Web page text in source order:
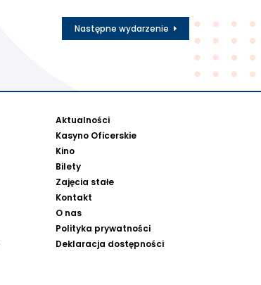
Następne wydarzenie
Aktualności
Kasyno Oficerskie
Kino
Bilety
Zajęcia stałe
Kontakt
O nas
Polityka prywatności
Deklaracja dostępności